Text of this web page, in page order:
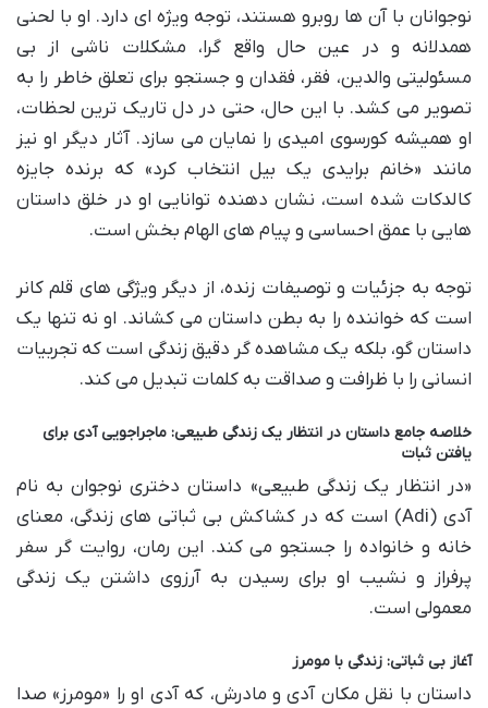
نوجوانان با آن ها روبرو هستند، توجه ویژه ای دارد. او با لحنی
همدلانه و در عین حال واقع گرا، مشکلات ناشی از بی
مسئولیتی والدین، فقر، فقدان و جستجو برای تعلق خاطر را به
تصویر می کشد. با این حال، حتی در دل تاریک ترین لحظات،
او همیشه کورسوی امیدی را نمایان می سازد. آثار دیگر او نیز
مانند «خانم برایدی یک بیل انتخاب کرد» که برنده جایزه
کالدکات شده است، نشان دهنده توانایی او در خلق داستان
هایی با عمق احساسی و پیام های الهام بخش است.
توجه به جزئیات و توصیفات زنده، از دیگر ویژگی های قلم کانر
است که خواننده را به بطن داستان می کشاند. او نه تنها یک
داستان گو، بلکه یک مشاهده گر دقیق زندگی است که تجربیات
انسانی را با ظرافت و صداقت به کلمات تبدیل می کند.
خلاصه جامع داستان در انتظار یک زندگی طبیعی: ماجراجویی آدی برای
یافتن ثبات
«در انتظار یک زندگی طبیعی» داستان دختری نوجوان به نام
آدی (Adi) است که در کشاکش بی ثباتی های زندگی، معنای
خانه و خانواده را جستجو می کند. این رمان، روایت گر سفر
پرفراز و نشیب او برای رسیدن به آرزوی داشتن یک زندگی
معمولی است.
آغاز بی ثباتی: زندگی با مومرز
داستان با نقل مکان آدی و مادرش، که آدی او را «مومرز» صدا